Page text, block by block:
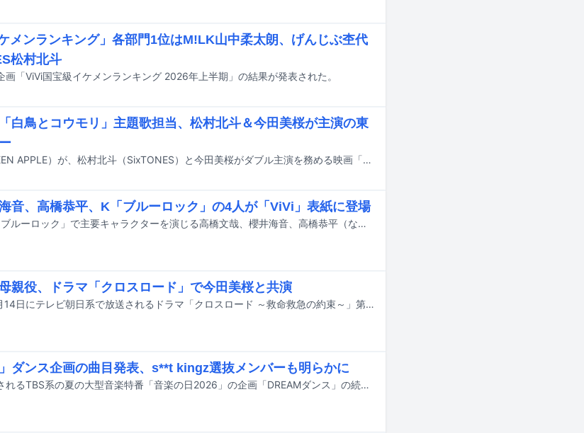
メンランキング」各部門1位はM!LK山中柔太朗、げんじぶ杢代
松村北斗
画「ViVi国宝級イケメンランキング 2026年上半期」の結果が発表された。
白鳥とコウモリ」主題歌担当、松村北斗＆今田美桜が主演の東
大森元貴（Mrs. GREEN APPLE）が、松村北斗（SixTONES）と今田美桜がダブル主演を務める映画「白鳥とコウモリ」の主題歌を担当する。
音、高橋恭平、K「ブルーロック」の4人が「ViVi」表紙に登場
8月7日公開の映画「ブルーロック」で主要キャラクターを演じる高橋文哉、櫻井海音、高橋恭平（なにわ男子）、K（&TEAM）が、7月23日発売の雑誌「ViVi」9月号特別版の表紙に登場する。
親役、ドラマ「クロスロード」で今田美桜と共演
鈴木愛理が、本日7月14日にテレビ朝日系で放送されるドラマ「クロスロード ～救命救急の約束～」第2話にゲスト出演する。
ダンス企画の曲目発表、s**t kingz選抜メンバーも明らかに
7月18日にオンエアされるTBS系の夏の大型音楽特番「音楽の日2026」の企画「DREAMダンス」の続報が明らかに。番組の出演アーティスト第4弾やそのほかの企画詳細も発表された。